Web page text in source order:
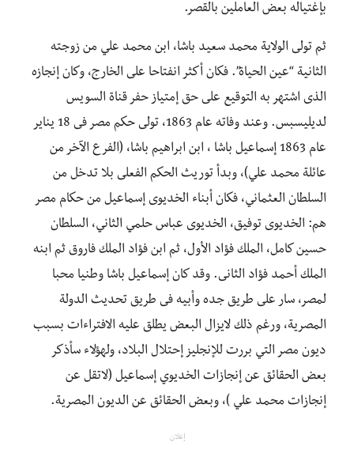
بإغتياله بعض العاملين بالقصر.
ثم تولى الولاية محمد سعيد باشا، ابن محمد علي من زوجته
الثانية “عين الحياة”. فكان أكثر انفتاحا على الخارج، وكان إنجازه
الذى اشتهر به التوقيع على حق إمتياز حفر قناة السويس
لديليسبس. وعند وفاته عام 1863، تولى حكم مصر فى 18 يناير
عام 1863 إسماعيل باشا ، ابن ابراهيم باشا، (الفرع الآخر من
عائلة محمد علي)، وبدأ توريث الحكم الفعلى بلا تدخل من
السلطان العثماني، فكان أبناء الخديوى إسماعيل من حكام مصر
هم: الخديوى توفيق، الخديوى عباس حلمي الثاني، السلطان
حسين كامل، الملك فؤاد الأول، ثم ابن فؤاد الملك فاروق ثم ابنه
الملك أحمد فؤاد الثانى. وقد كان إسماعيل باشا وطنيا محبا
لمصر، سار على طريق جده وأبيه فى طريق تحديث الدولة
المصرية، ورغم ذلك لايزال البعض يطلق عليه الافتراءات بسبب
ديون مصر التي بررت للإنجليز إحتلال البلاد، ولهؤلاء سأذكر
بعض الحقائق عن إنجازات الخديوي إسماعيل (لاتقل عن
إنجازات محمد علي )، وبعض الحقائق عن الديون المصرية.
إعلان